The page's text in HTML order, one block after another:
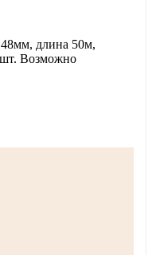
длина 50м,
Возможно